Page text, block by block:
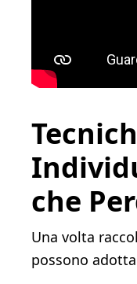
che
Una volta
possono